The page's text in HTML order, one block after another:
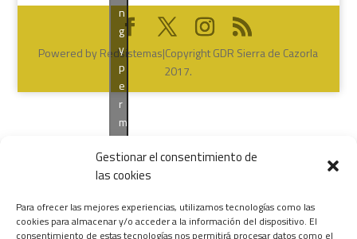
Gestionar el consentimiento de
las cookies
Para ofrecer las mejores experiencias, utilizamos tecnologías como las
cookies para almacenar y/o acceder a la información del dispositivo. El
consentimiento de estas tecnologías nos permitirá procesar datos como el
n
g
y
p
e
r
m
i
t
i
e
s
Powered by Redsistemas|Copyright GDR Sierra de Cazorla
2017.